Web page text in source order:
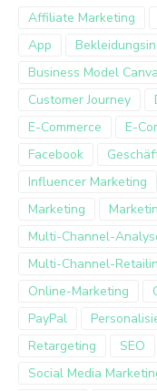
Affiliate Marketing
App
Business Model
Customer Journey
E-Commerce
E-
Facebook
Influencer Marketing
Marketing
Multi-Channel-
Multi-Channel-
Online-Marketing
PayPal
Retargeting
SEO
Social Media